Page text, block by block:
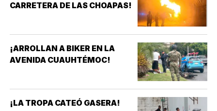
CARRETERA DE LAS CHOAPAS!
¡ARROLLAN A BIKER EN LA
AVENIDA CUAUHTÉMOC!
¡LA TROPA CATEÓ GASERA!